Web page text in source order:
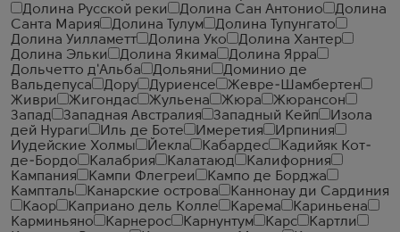
Долина Русской реки
Долина Сан Антонио
Долина
Санта Мария
Долина Тулум
Долина Тупунгато
Долина Уилламетт
Долина Уко
Долина Хантер
Долина Эльки
Долина Якима
Долина Ярра
Дольчетто д'Альба
Дольяни
Доминио де
Вальдепуса
Дору Дуриенсе
Жевре-Шамбертен
Живри
Жигондас Жульена Жюра
Жюрансон
Запад
Западная Австралия Западный Кейп
Изола
дей Нураги
Иль де Боте Имеретия
Ирпиния
Иудейские Холмы
Йекла Кабардес
Кадийяк Кот-
де-Бордо
Калабрия Калатаюд
Калифорния
Кампания
Кампи Флегреи
Кампо де Борджа
Кампталь
Канарские острова
Каннонау ди Сардиния
Каор
Каприано дель Колле Карема
Кариньена
Карминьяно
Карнерос Карнунтум Карс
Картли